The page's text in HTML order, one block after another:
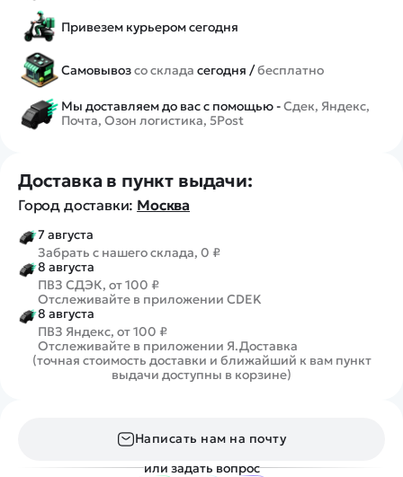
Привезем курьером сегодня
Самовывозсо склада сегодня /бесплатно
Мы доставляем до вас с помощью -Сдек, Яндекс,
Почта, Озон логистика, 5Post
Доставка в пункт выдачи:
Город доставки: Москва
7 августа
Забрать с нашего склада, 0 ₽
8 августа
ПВЗ СДЭК, от 100 ₽
Отслеживайте в приложении CDEK
8 августа
ПВЗ Яндекс, от 100 ₽
Отслеживайте в приложении Я.Доставка
(точная стоимость доставки и ближайший к вам пункт
выдачи доступны в корзине)
Написать нам на почту
или задать вопрос